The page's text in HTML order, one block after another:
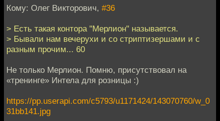
Кому: Олег Викторович, #36
> Есть такая контора "Мерлион" называется.
> Бывали нам вечерухи и со стриптизершами и с
разным прочим... 60
Не только Мерлион. Помню, присутствовал на
«тренинге» Интела для розницы :)
https://pp.userapi.com/c5793/u1171424/143070760/w_0
31bb141.jpg